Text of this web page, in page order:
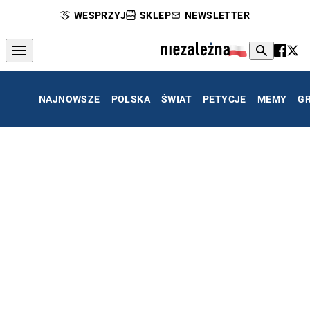
WESPRZYJ SKLEP NEWSLETTER
NAJNOWSZE POLSKA ŚWIAT PETYCJE MEMY